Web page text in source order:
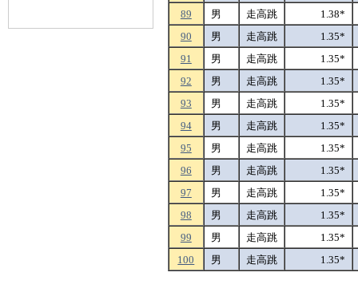
89
男 走高跳
1.38*
90
男 走高跳
1.35*
91
男 走高跳
1.35*
92
男 走高跳
1.35*
93
男 走高跳
1.35*
94
男 走高跳
1.35*
95
男 走高跳
1.35*
96
男 走高跳
1.35*
97
男 走高跳
1.35*
98
男 走高跳
1.35*
99
男 走高跳
1.35*
100
男 走高跳 1.35*